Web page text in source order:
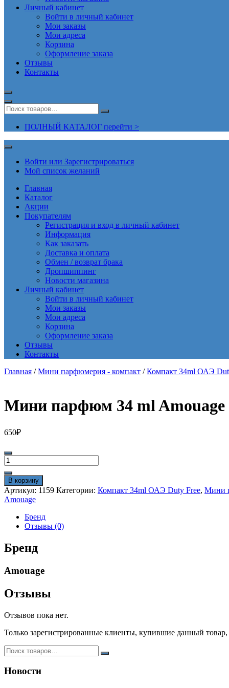
Личный кабинет
Войти в личный кабинет
Мои заказы
Мои адреса
Корзина
Оформление заказа
Отзывы
Контакты
ПОЛНЫЙ КАТАЛОГ перейти >
Войти или Зарегистрироваться
Мой список желаний
Главная
Каталог
Акции
Покупателям
Регистрация и вход в личный кабинет
Информация
Как заказать
Доставка и оплата
Обмен / возврат брака
Дропшиппинг
Новости магазина
Личный кабинет
Войти в личный кабинет
Мои заказы
Мои адреса
Корзина
Оформление заказа
Отзывы
Контакты
Главная /Мини парфюмерия - компакт /Компакт 34ml ОАЭ
Мини парфюм 34 ml Amouage
650₽
Количество
товара
Мини
парфюм
34
ml
Amouage
Guidance
free
оригинал
В корзину
Артикул: 1159 Категории: Компакт 34ml ОАЭ Duty Free, Мини
Amouage
Бренд
Отзывы (0)
Бренд
Amouage
Отзывы
Отзывов пока нет.
Только зарегистрированные клиенты, купившие данный
Новости